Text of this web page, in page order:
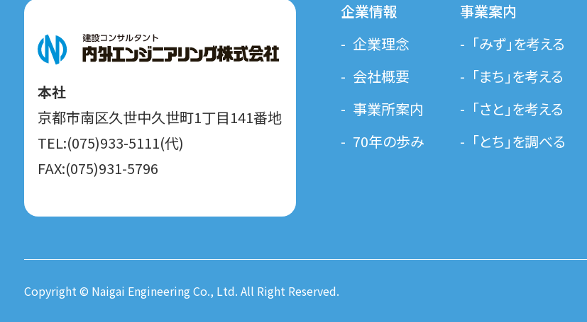
本社
京都市南区久世中久世町1丁目141番地
TEL:(075)933-5111(代)
FAX:(075)931-5796
企業情報
企業理念
会社概要
事業所案内
70年の歩み
事業案内
「みず」を考える
「まち」を考える
「さと」を考える
「とち」を調べる
Copyright © Naigai Engineering Co., Ltd. All Right Reserved.